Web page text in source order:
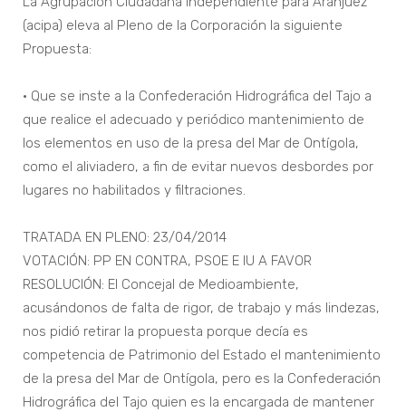
(acipa) eleva al Pleno de la Corporación la siguiente
Propuesta:
• Que se inste a la Confederación Hidrográfica del Tajo a
que realice el adecuado y periódico mantenimiento de
los elementos en uso de la presa del Mar de Ontígola,
como el aliviadero, a fin de evitar nuevos desbordes por
lugares no habilitados y filtraciones.
TRATADA EN PLENO: 23/04/2014
VOTACIÓN: PP EN CONTRA, PSOE E IU A FAVOR
RESOLUCIÓN: El Concejal de Medioambiente,
acusándonos de falta de rigor, de trabajo y más lindezas,
nos pidió retirar la propuesta porque decía es
competencia de Patrimonio del Estado el mantenimiento
de la presa del Mar de Ontígola, pero es la Confederación
Hidrográfica del Tajo quien es la encargada de mantener